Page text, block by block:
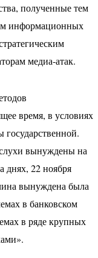
полученные тем
информационных
медиа-атак.
время, в условиях
государственной.
вынуждены на
днях, 22 ноября
вынуждена была
в банковском
в ряде крупных